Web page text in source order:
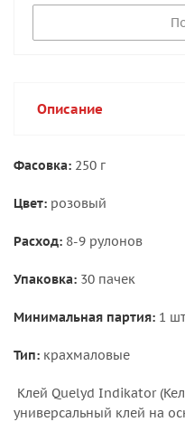
Описание
Фасовка: 250 г
Цвет: розовый
Расход: 8-9 рулонов
Упаковка: 30 пачек
Минимальная партия: 1
Тип: крахмаловые
Клей Quelyd Indikator
универсальный клей на